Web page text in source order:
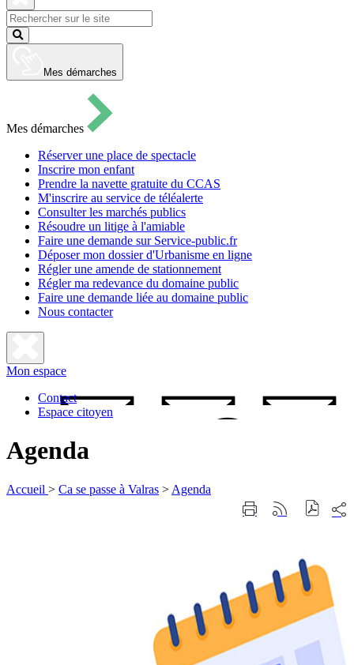
ouvrir
le
formulaire
Fermer
la
recherche
Lancer
la
Mes démarches
Mes démarches
Réserver une place de spectacle
Inscrire mon enfant
Prendre la navette gratuite du CCAS
M'inscrire au service de téléalerte
Consulter les marchés publics
Résoudre un litige à l'amiable
Faire une demande sur Service-public.fr
Déposer mon dossier d'Urbanisme en ligne
Régler une amende de stationnement
Régler ma redevance du domaine public
Faire une demande liée au domaine public
Nous contacter
Fermer
la
Mon espace
Contact
Espace citoyen
Agenda
Accueil > Ca se passe à Valras > Agenda
ImprimerGénérer
sur